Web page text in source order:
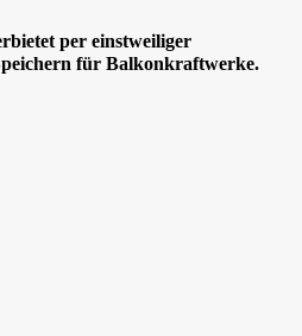
per einstweiliger
für Balkonkraftwerke.